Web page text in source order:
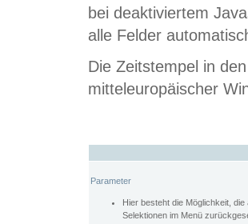
bei deaktiviertem
alle Felder
Die Zeitstempel in
mitteleuropäischer
Parameter
Hier besteht die Möglichkeit,
Selektionen im Menü